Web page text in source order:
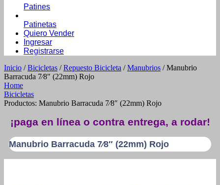
Patines
Patinetas
Quiero Vender
Ingresar
Registrarse
Inicio /Bicicletas /Repuesto Bicicleta /Manubrios / Manubrio
Barracuda 7⁄8″ (22mm) Rojo
Home
Bicicletas
Productos: Manubrio Barracuda 7⁄8″ (22mm) Rojo
¡paga en línea o contra entrega, a rodar!
Manubrio Barracuda 7⁄8″ (22mm) Rojo